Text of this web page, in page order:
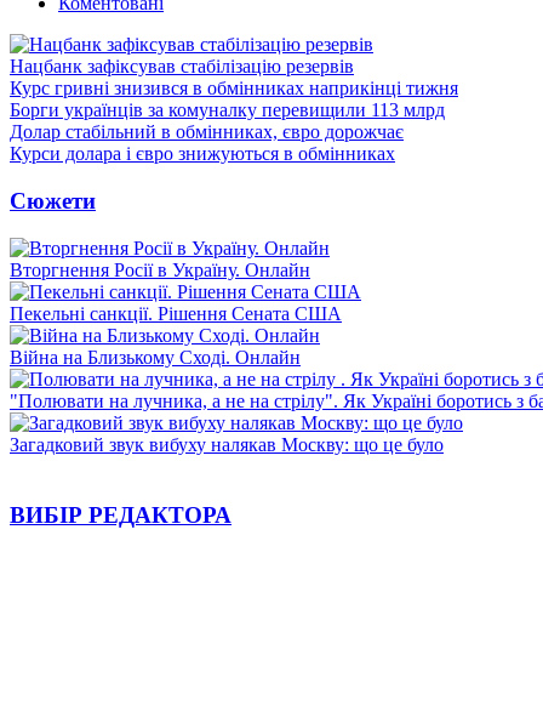
Нацбанк зафіксував стабілізацію резервів
Курс гривні знизився в обмінниках наприкінці тижня
Борги українців за комуналку перевищили 113 млрд
Долар стабільний в обмінниках, євро дорожчає
Курси долара і євро знижуються в обмінниках
Сюжети
Вторгнення Росії в Україну. Онлайн
Пекельні санкції. Рішення Сената США
Війна на Близькому Сході. Онлайн
"Полювати на лучника, а не на стрілу". Як Україні боротись з
Загадковий звук вибуху налякав Москву: що це було
ВИБІР РЕДАКТОРА